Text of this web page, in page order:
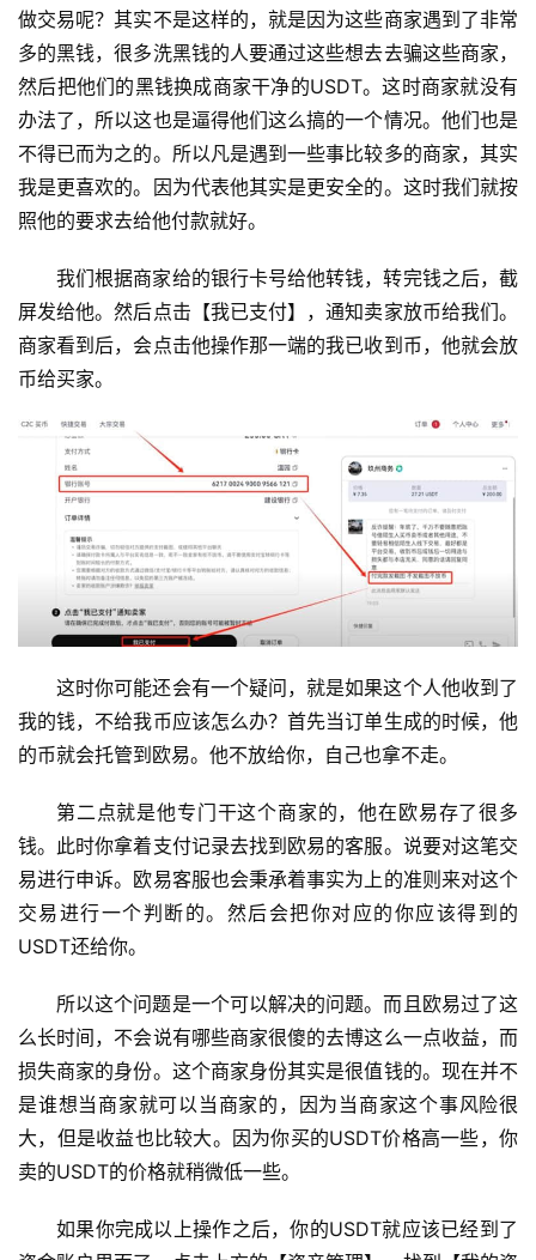
做交易呢？其实不是这样的，就是因为这些商家遇到了非常
多的黑钱，很多洗黑钱的人要通过这些想去去骗这些商家，
然后把他们的黑钱换成商家干净的USDT。这时商家就没有
办法了，所以这也是逼得他们这么搞的一个情况。他们也是
不得已而为之的。所以凡是遇到一些事比较多的商家，其实
我是更喜欢的。因为代表他其实是更安全的。这时我们就按
照他的要求去给他付款就好。
我们根据商家给的银行卡号给他转钱，转完钱之后，截
屏发给他。然后点击【我已支付】，通知卖家放币给我们。
商家看到后，会点击他操作那一端的我已收到币，他就会放
币给买家。
这时你可能还会有一个疑问，就是如果这个人他收到了
我的钱，不给我币应该怎么办？首先当订单生成的时候，他
的币就会托管到欧易。他不放给你，自己也拿不走。
第二点就是他专门干这个商家的，他在欧易存了很多
钱。此时你拿着支付记录去找到欧易的客服。说要对这笔交
易进行申诉。欧易客服也会秉承着事实为上的准则来对这个
交易进行一个判断的。然后会把你对应的你应该得到的
USDT还给你。
所以这个问题是一个可以解决的问题。而且欧易过了这
么长时间，不会说有哪些商家很傻的去博这么一点收益，而
损失商家的身份。这个商家身份其实是很值钱的。现在并不
是谁想当商家就可以当商家的，因为当商家这个事风险很
大，但是收益也比较大。因为你买的USDT价格高一些，你
卖的USDT的价格就稍微低一些。
如果你完成以上操作之后，你的USDT就应该已经到了